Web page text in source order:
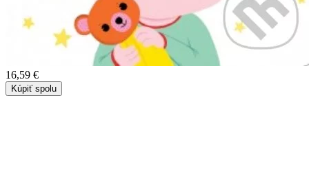
16,59 €
Kúpiť spolu